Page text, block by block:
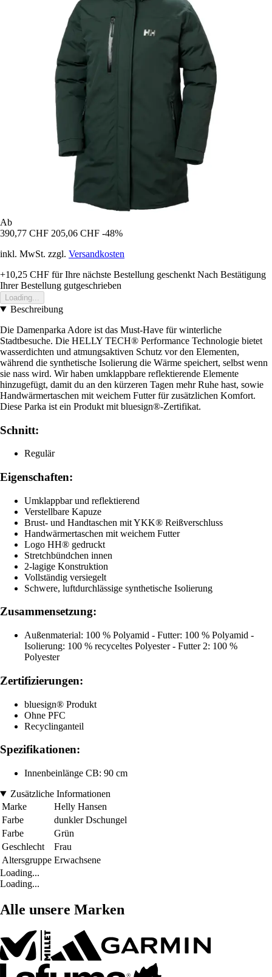
Ab
390,77 CHF 205,06 CHF -48%
inkl. MwSt. zzgl. Versandkosten
+10,25 CHF für Ihre nächste Bestellung geschenkt Nach Bestätigung
Ihrer Bestellung gutgeschrieben
Loading...
Beschreibung
Die Damenparka Adore ist das Must-Have für winterliche
Stadtbesuche. Die HELLY TECH® Performance Technologie bietet
wasserdichten und atmungsaktiven Schutz vor den Elementen,
während die synthetische Isolierung die Wärme speichert, selbst wenn
sie nass wird. Wir haben umklappbare reflektierende Elemente
hinzugefügt, damit du an den kürzeren Tagen mehr Ruhe hast, sowie
Handwärmertaschen mit weichem Futter für zusätzlichen Komfort.
Diese Parka ist ein Produkt mit bluesign®-Zertifikat.
Schnitt:
Regulär
Eigenschaften:
Umklappbar und reflektierend
Verstellbare Kapuze
Brust- und Handtaschen mit YKK® Reißverschluss
Handwärmertaschen mit weichem Futter
Logo HH® gedruckt
Stretchbündchen innen
2-lagige Konstruktion
Vollständig versiegelt
Schwere, luftdurchlässige synthetische Isolierung
Zusammensetzung:
Außenmaterial: 100 % Polyamid - Futter: 100 % Polyamid -
Isolierung: 100 % recyceltes Polyester - Futter 2: 100 %
Polyester
Zertifizierungen:
bluesign® Produkt
Ohne PFC
Recyclinganteil
Spezifikationen:
Innenbeinlänge CB: 90 cm
Zusätzliche Informationen
Marke
Helly Hansen
Farbe
dunkler Dschungel
Farbe
Grün
Geschlecht
Frau
Altersgruppe Erwachsene
Loading...
Loading...
Alle unsere Marken